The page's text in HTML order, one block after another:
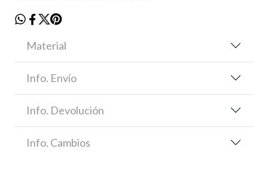
Material
Info. Envío
Info. Devolución
Info. Cambios